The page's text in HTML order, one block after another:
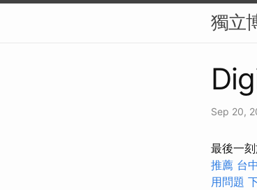
獨立
Sep 20,
最後一
推薦 台
用問題